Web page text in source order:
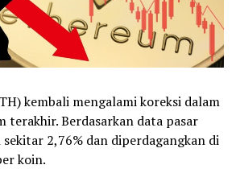
kembali mengalami koreksi dalam
terakhir. Berdasarkan data pasar
2,76% dan diperdagangkan di
koin.